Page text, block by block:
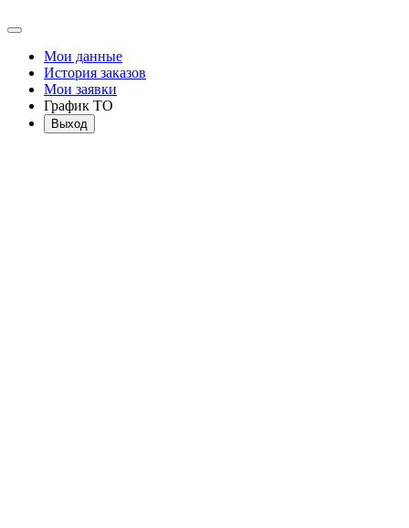
Мои данные
История заказов
Мои заявки
График ТО
Выход